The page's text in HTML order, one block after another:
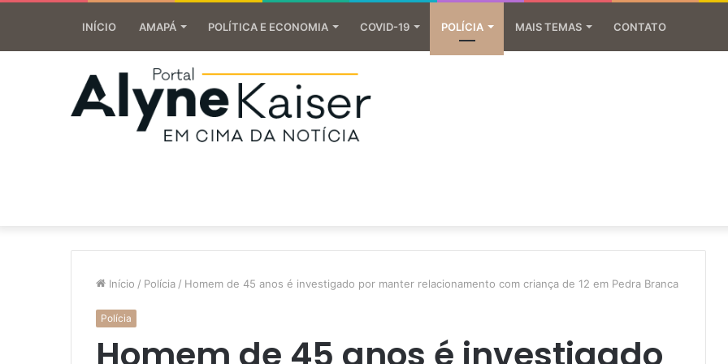
INÍCIO AMAPÁ POLÍTICA E ECONOMIA COVID-19 POLÍCIA MAIS TEMAS CONTATO
Início / Polícia / Homem de 45 anos é investigado por manter relacionamento com criança de 12 em Pedra Branca
Polícia
Homem de 45 anos é investigado